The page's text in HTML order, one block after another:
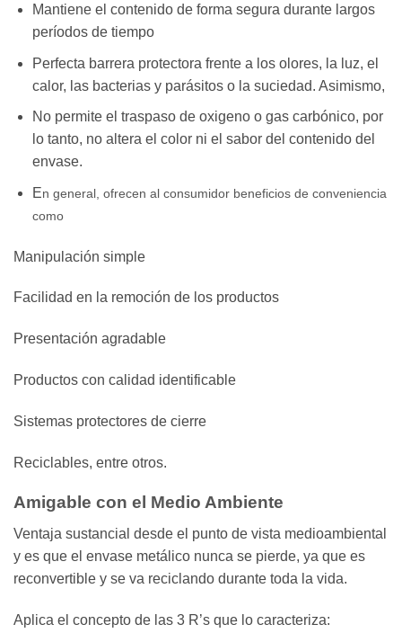
Mantiene el contenido de forma segura durante largos
períodos de tiempo
Perfecta barrera protectora frente a los olores, la luz, el
calor, las bacterias y parásitos o la suciedad. Asimismo,
No permite el traspaso de oxigeno o gas carbónico, por
lo tanto, no altera el color ni el sabor del contenido del
envase.
En general, ofrecen al consumidor beneficios de conveniencia
como
Manipulación simple
Facilidad en la remoción de los productos
Presentación agradable
Productos con calidad identificable
Sistemas protectores de cierre
Reciclables, entre otros.
Amigable con el Medio Ambiente
Ventaja sustancial desde el punto de vista medioambiental
y es que el envase metálico nunca se pierde, ya que es
reconvertible y se va reciclando durante toda la vida.
Aplica el concepto de las 3 R’s que lo caracteriza: